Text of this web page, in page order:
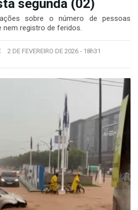
segunda (02)
sobre o número de pessoas
nem registro de feridos.
2 DE FEVEREIRO DE 2026 - 18h31